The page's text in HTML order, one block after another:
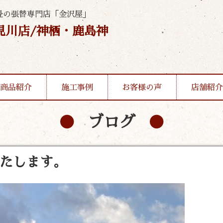
張替専門店「金沢屋」
川店/神栖・鹿島神
商品紹介 施工事例 お客様の声 店舗紹介
ブログ
します。